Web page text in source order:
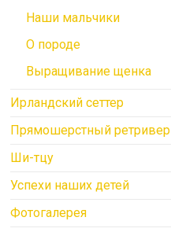
Наши мальчики
О породе
Выращивание щенка
Ирландский сеттер
Прямошерстный ретривер
Ши-тцу
Успехи наших детей
Фотогалерея